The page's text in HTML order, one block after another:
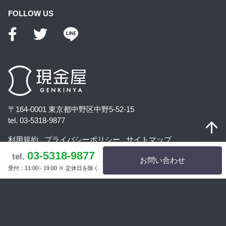
tel. 03-5318-9877
受付：11:00 - 19:00 ※ 定休日を除く
お問い合わせ
FOLLOW US
〒164-0001 東京都中野区中野5-52-15
tel. 03-5318-9877
利用規約 プライバシーポリシー
サイトマップ
古物営業法に基づく表記
© 外貨両替の『現金屋』.